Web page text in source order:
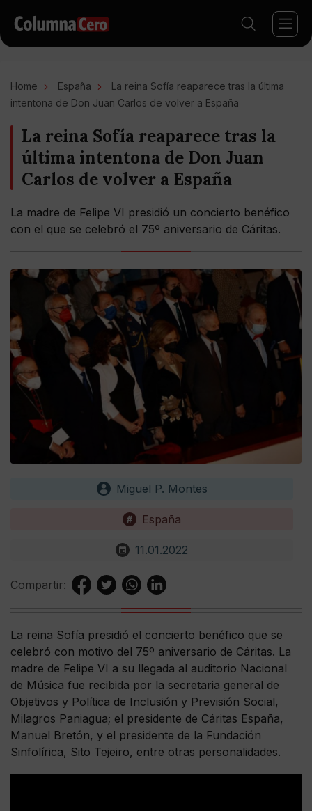
Home España
La reina Sofía reaparece tras la última
intentona de Don Juan Carlos de volver a España
La reina Sofía reaparece tras la
última intentona de Don Juan
Carlos de volver a España
La madre de Felipe VI presidió un concierto benéfico
con el que se celebró el 75º aniversario de Cáritas.
Miguel P. Montes
España
11.01.2022
Compartir:
La reina Sofía presidió el concierto benéfico que se
celebró con motivo del 75º aniversario de Cáritas. La
madre de Felipe VI a su llegada al auditorio Nacional
de Música fue recibida por la secretaria general de
Objetivos y Política de Inclusión y Previsión Social,
Milagros Paniagua; el presidente de Cáritas España,
Manuel Bretón, y el presidente de la Fundación
Sinfolírica, Sito Tejeiro, entre otras personalidades.